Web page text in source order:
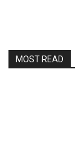
MOST READ